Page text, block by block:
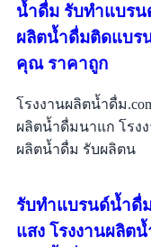
น้ำดื่ม รับทำแบร
ผลิตน้ำดื่มติดแบร
คุณ ราคาถูก
โรงงานผลิตน้ำดื่ม
ผลิตน้ำดื่มนาแก โรง
ผลิตน้ำดื่ม รับผลิตน
รับทำแบรนด์น้ำดื่
แสง โรงงานผลิต